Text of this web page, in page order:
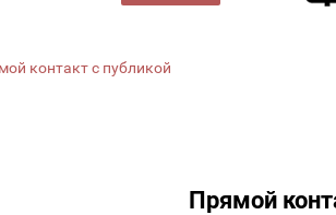
контакт с публикой
Прямой